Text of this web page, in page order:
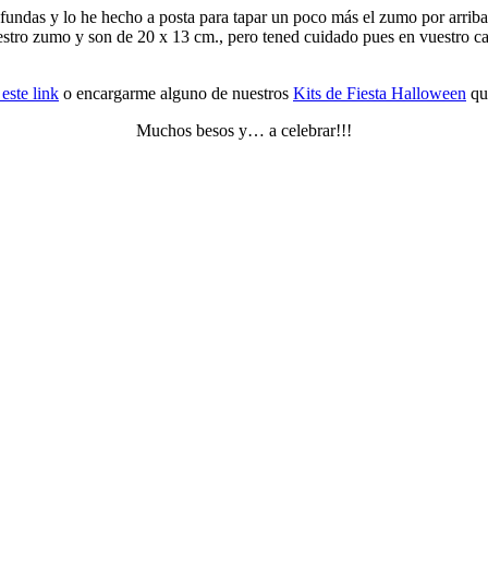
y lo he hecho a posta para tapar un poco más el zumo por
zumo y son de 20 x 13 cm., pero tened cuidado pues en vuestro
link o encargarme alguno de nuestros Kits de Fiesta Halloween
Muchos besos y… a celebrar!!!